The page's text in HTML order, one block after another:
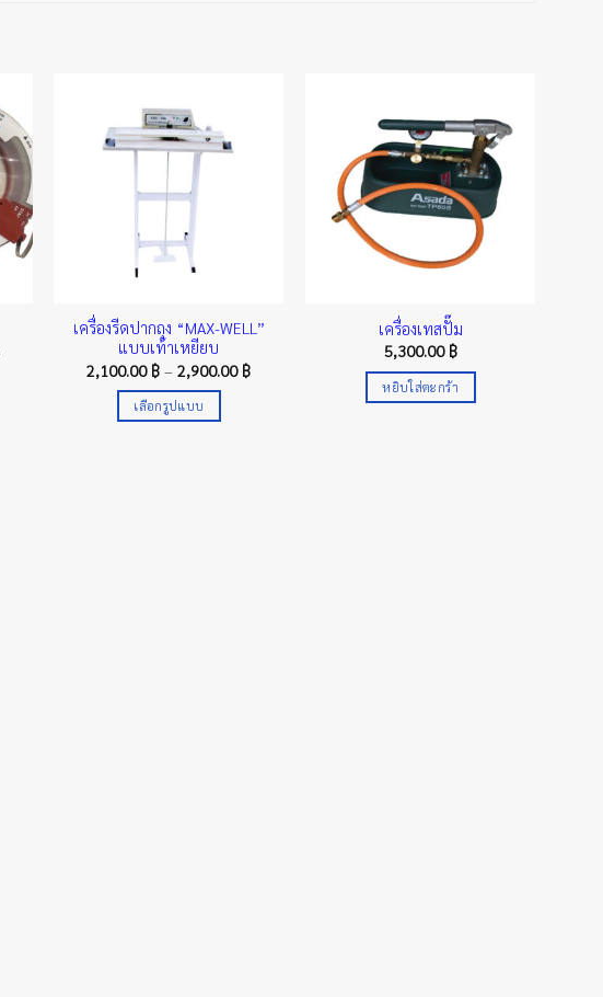
เครื่องรีดปากถุง “MAX-WELL”
แบบเท้าเหยียบ
2,100.00 ฿ – 2,900.00 ฿Price
เลือกรูปแบบ
เครื่องเทสปั๊ม
5,300.00 ฿
หยิบใส่ตะกร้า